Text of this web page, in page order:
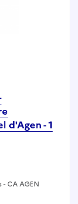
d'Agen - 1
CA AGEN